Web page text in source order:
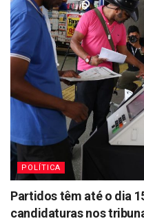
POLÍTICA
Partidos têm até o dia
candidaturas nos